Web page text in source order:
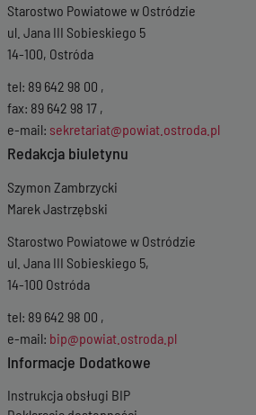
Starostwo Powiatowe w Ostródzie
ul. Jana III Sobieskiego 5
14-100, Ostróda
tel: 89 642 98 00 ,
fax: 89 642 98 17 ,
e-mail: sekretariat@powiat.ostroda.pl
Redakcja biuletynu
Szymon Zambrzycki
Marek Jastrzębski
Starostwo Powiatowe w Ostródzie
ul. Jana III Sobieskiego 5,
14-100 Ostróda
tel: 89 642 98 00 ,
e-mail: bip@powiat.ostroda.pl
Informacje Dodatkowe
Instrukcja obsługi BIP